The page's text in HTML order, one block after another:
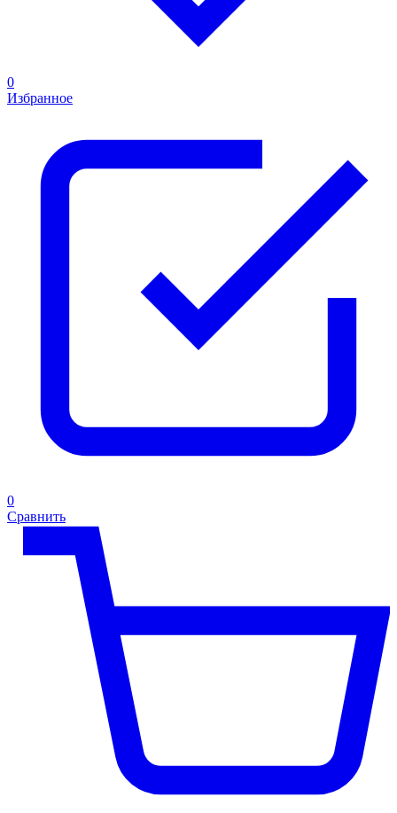
0
Избранное
0
Сравнить